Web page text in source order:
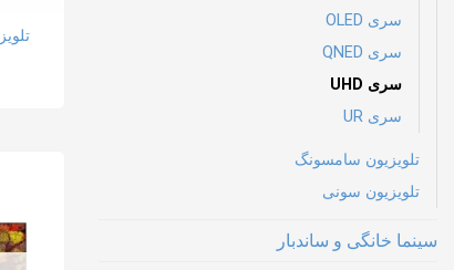
سری OLED
سری QNED
سری UHD
سری UR
تلویزیون سامسونگ
تلویزیون سونی
سینما خانگی و ساندبار